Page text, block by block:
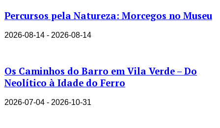
Percursos pela Natureza: Morcegos no Museu
2026-08-14 - 2026-08-14
Os Caminhos do Barro em Vila Verde – Do
Neolítico à Idade do Ferro
2026-07-04 - 2026-10-31